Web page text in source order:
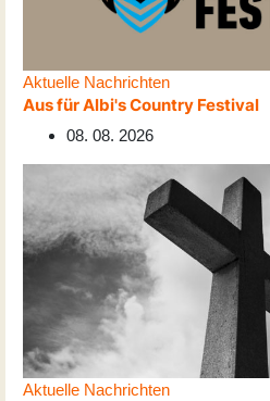
Aktuelle Nachrichten
Aus für Albi's Country Festival
08. 08. 2026
Aktuelle Nachrichten